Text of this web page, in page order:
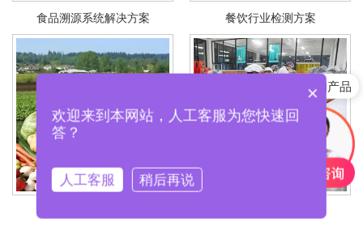
食品溯源系统解决方案 餐饮行业检测方案
快速咨询产品
×
欢迎来到本网站，人工客服为您快速回
答？
人工客服 稍后再说